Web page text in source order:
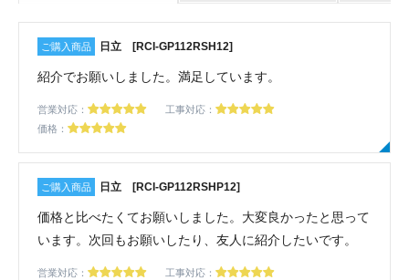
日立 [RCI-GP112RSH12]
紹介でお願いしました。満足しています。
営業対応：
工事対応：
価格：
日立 [RCI-GP112RSHP12]
価格と比べたくてお願いしました。大変良かったと思って
います。次回もお願いしたり、友人に紹介したいです。
営業対応： 工事対応：